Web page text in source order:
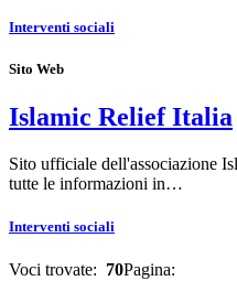
Interventi sociali
Sito Web
Islamic Relief Italia
Sito ufficiale dell'associazione
tutte le informazioni in…
Interventi sociali
Voci trovate: 70Pagina: